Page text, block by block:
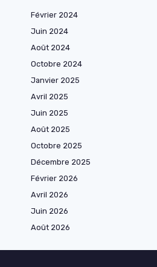
Février 2024
Juin 2024
Août 2024
Octobre 2024
Janvier 2025
Avril 2025
Juin 2025
Août 2025
Octobre 2025
Décembre 2025
Février 2026
Avril 2026
Juin 2026
Août 2026